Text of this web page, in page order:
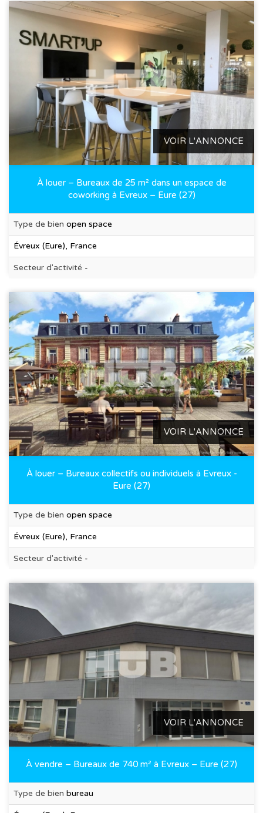
VOIR L'ANNONCE
À louer – Bureaux de 25 m² dans un espace de
coworking à Evreux – Eure (27)
Type de bien open space
Évreux (Eure), France
Secteur d'activité -
VOIR L'ANNONCE
À louer – Bureaux collectifs ou individuels à Evreux -
Eure (27)
Type de bien open space
Évreux (Eure), France
Secteur d'activité -
VOIR L'ANNONCE
À vendre – Bureaux de 740 m² à Evreux – Eure (27)
Type de bien bureau